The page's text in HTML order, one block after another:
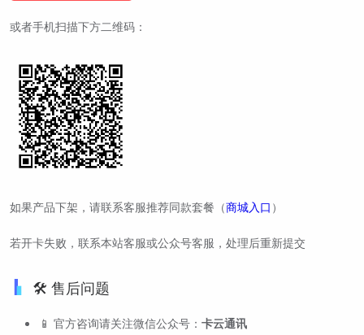
或者手机扫描下方二维码：
如果产品下架，请联系客服推荐同款套餐（商城入口 ）
若开卡失败，联系本站客服或公众号客服，处理后重新提交
🛠️ 售后问题
📱 官方咨询请关注微信公众号： 卡云通讯